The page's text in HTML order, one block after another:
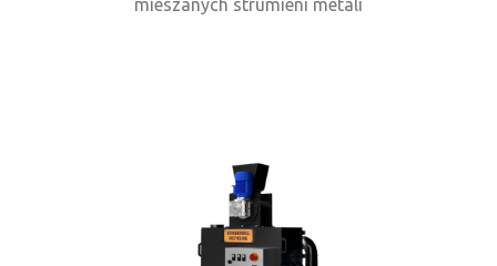
mieszanych strumieni metali